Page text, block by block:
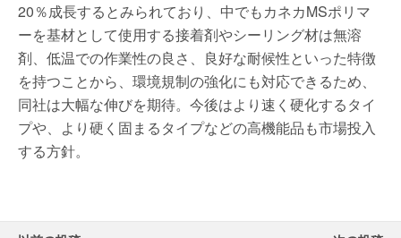
20％成長するとみられており、中でもカネカMSポリマ
ーを基材として使用する接着剤やシーリング材は無溶
剤、低温での作業性の良さ、良好な耐候性といった特徴
を持つことから、環境規制の強化にも対応できるため、
同社は大幅な伸びを期待。今後はより速く硬化するタイ
プや、より硬く固まるタイプなどの高機能品も市場投入
する方針。